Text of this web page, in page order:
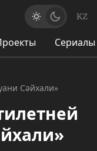
KZ
Сериалы
Сәйхали»